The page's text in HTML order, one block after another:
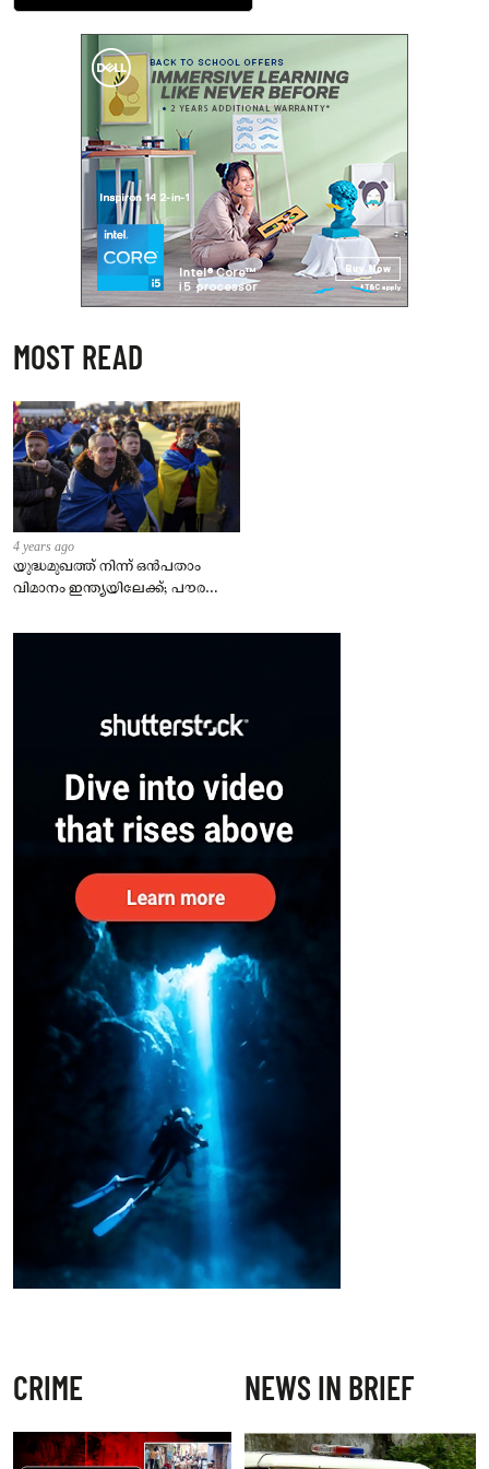
MOST READ
4 years ago
യുദ്ധമുഖത്ത് നിന്ന് ഒൻപതാം
വിമാനം ഇന്ത്യയിലേക്ക്; പൗരന്മാർ
– കേന്ദ്രം
CRIME NEWS IN BRIEF